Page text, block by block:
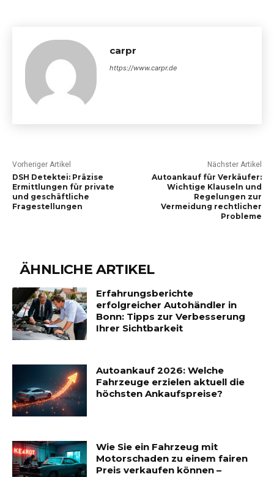
carpr
https://www.carpr.de
Vorheriger Artikel
DSH Detektei: Präzise
Ermittlungen für private
und geschäftliche
Fragestellungen
Nächster Artikel
Autoankauf für Verkäufer:
Wichtige Klauseln und
Regelungen zur
Vermeidung rechtlicher
Probleme
ÄHNLICHE ARTIKEL
Erfahrungsberichte
erfolgreicher Autohändler in
Bonn: Tipps zur Verbesserung
Ihrer Sichtbarkeit
Autoankauf 2026: Welche
Fahrzeuge erzielen aktuell die
höchsten Ankaufspreise?
Wie Sie ein Fahrzeug mit
Motorschaden zu einem fairen
Preis verkaufen können –